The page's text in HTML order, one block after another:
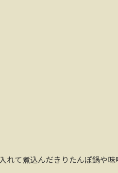
れて煮込んだきりたんぽ鍋や味